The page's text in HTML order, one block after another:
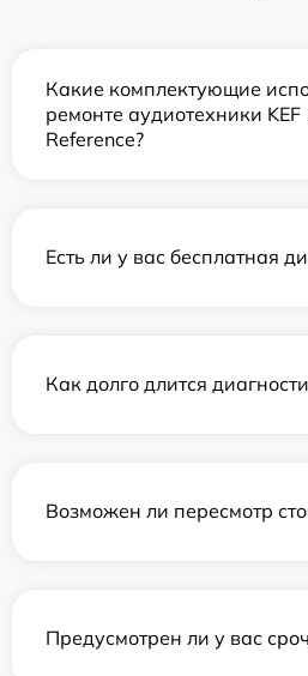
Какие комплектующие
ремонте аудиотехники
Reference?
Есть ли у вас бесплатная
Как долго длится
Возможен ли пересмотр
Предусмотрен ли у вас